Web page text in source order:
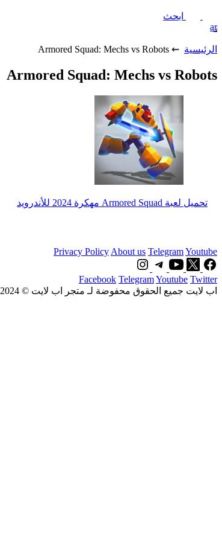
ابحث
ar
الرئيسية ⇜ Armored Squad: Mechs vs Robots
Armored Squad: Mechs vs Robots
تحميل لعبة Armored Squad مهكرة 2024 للأندرويد
Privacy Policy About us TelegramYoutube
Facebook TelegramYoutube Twitter
اب لايت جميع الحقوق محفوضة لـ متجر اب لايت © 2024 العاب مهكرة و تطبيقات اندرويد